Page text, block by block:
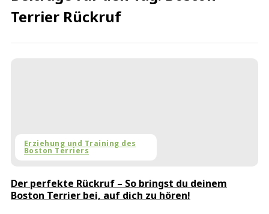
Terrier Rückruf
Erziehung und Training des
Boston Terriers
Der perfekte Rückruf – So bringst du deinem
Boston Terrier bei, auf dich zu hören!